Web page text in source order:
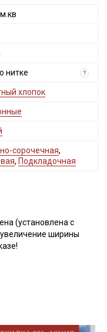
нитке ?
хлопок
сорочечная,
, Подкладочная
(установлена с
ширины
пошива легкой
при пошиве
не линяет, не
персональных
персональных